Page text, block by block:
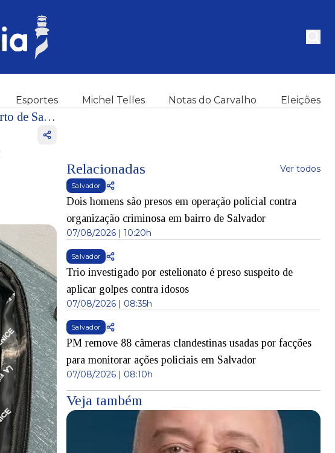
Esportes Michel Telles Notas do Carvalho Eleições
Mulher é presa com 4 kg de cocaína em bagagem de mão no Aeroporto de Salvador
Relacionadas Ver todos
Salvador
Dois homens são presos em operação policial contra
organização criminosa em bairro de Salvador
07/08/2026 | 10:20h
Salvador
Trio investigado por estelionato é preso suspeito de
aplicar golpes contra idosos
07/08/2026 | 08:35h
Salvador
PM remove 88 câmeras clandestinas usadas por facções
para monitorar ações policiais em Salvador
07/08/2026 | 08:10h
Veja também